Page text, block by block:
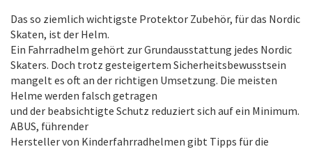
Das so ziemlich wichtigste Protektor Zubehör, für das Nordic
Skaten, ist der Helm.
Ein Fahrradhelm gehört zur Grundausstattung jedes Nordic
Skaters. Doch trotz gesteigertem Sicherheitsbewusstsein
mangelt es oft an der richtigen Umsetzung. Die meisten
Helme werden falsch getragen
und der beabsichtigte Schutz reduziert sich auf ein Minimum.
ABUS, führender
Hersteller von Kinderfahrradhelmen gibt Tipps für die